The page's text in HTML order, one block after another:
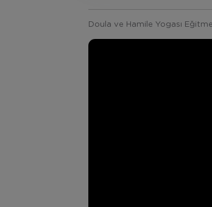
Doula ve Hamile Yogası